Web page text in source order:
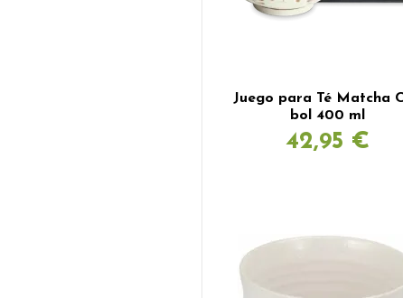
Juego para Té Matcha
bol 400 ml
42,95 €